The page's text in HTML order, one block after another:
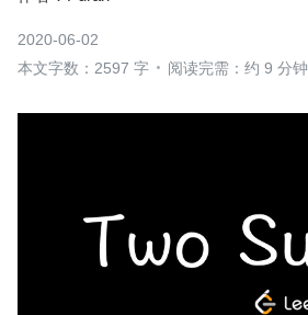
2020-06-02
本文字数：2597 字
阅读完需：约 9 分钟